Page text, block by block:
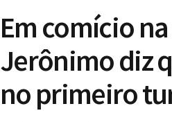
Em comício
Jerônimo diz
no primeiro